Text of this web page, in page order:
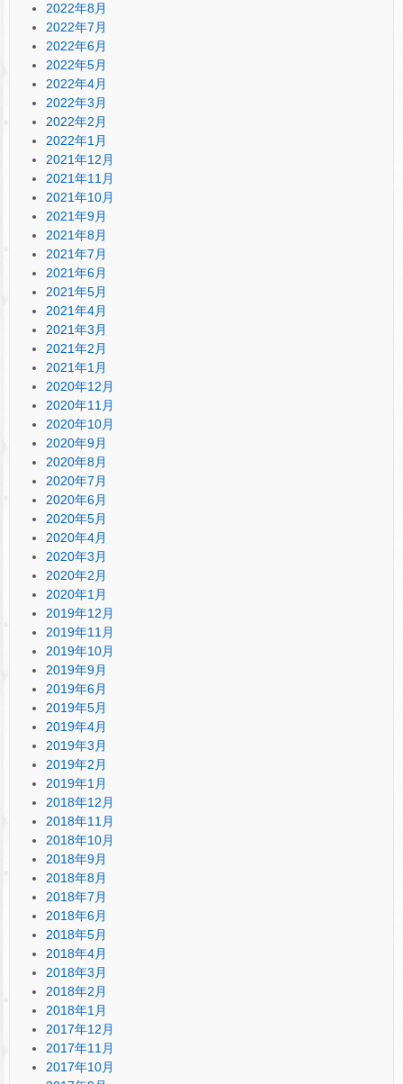
2022年8月
2022年7月
2022年6月
2022年5月
2022年4月
2022年3月
2022年2月
2022年1月
2021年12月
2021年11月
2021年10月
2021年9月
2021年8月
2021年7月
2021年6月
2021年5月
2021年4月
2021年3月
2021年2月
2021年1月
2020年12月
2020年11月
2020年10月
2020年9月
2020年8月
2020年7月
2020年6月
2020年5月
2020年4月
2020年3月
2020年2月
2020年1月
2019年12月
2019年11月
2019年10月
2019年9月
2019年6月
2019年5月
2019年4月
2019年3月
2019年2月
2019年1月
2018年12月
2018年11月
2018年10月
2018年9月
2018年8月
2018年7月
2018年6月
2018年5月
2018年4月
2018年3月
2018年2月
2018年1月
2017年12月
2017年11月
2017年10月